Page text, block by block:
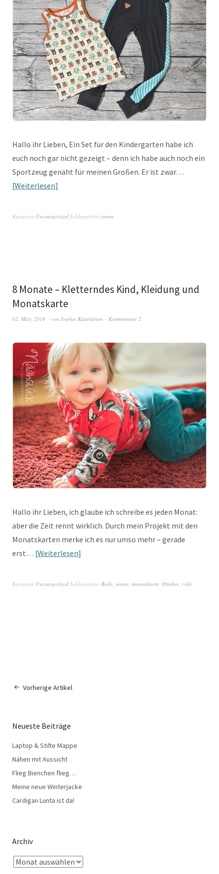
Hallo ihr Lieben, Ein Set für den Kindergarten habe ich
euch noch gar nicht gezeigt – denn ich habe auch noch ein
Sportzeug genäht für meinen Großen. Er ist zwar…
Weiterlesen
Kategorie Uncategorized Schlagwörter jonne
8 Monate – Kletterndes Kind, Kleidung und
Monatskarte
02. März 2016 von Sophie Kääriäinen Kommentare 2
Hallo ihr Lieben, ich glaube ich schreibe es jeden Monat:
aber die Zeit rennt wirklich. Durch mein Projekt mit den
Monatskarten merke ich es nur umso mehr – gerade
erst… Weiterlesen
Kategorie Uncategorized Schlagwörter Body jonne monatskarte Ottobre vohi
Vorherige Artikel
Neueste Beiträge
Laptop & Stifte Mappe
Nähen mit Aussicht
Flieg Bienchen flieg…
Meine neue Winterjacke
Cardigan Lunta ist da!
Archiv